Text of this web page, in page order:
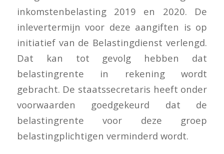
inkomstenbelasting 2019 en 2020. De
inlevertermijn voor deze aangiften is op
initiatief van de Belastingdienst verlengd.
Dat kan tot gevolg hebben dat
belastingrente in rekening wordt
gebracht. De staatssecretaris heeft onder
voorwaarden goedgekeurd dat de
belastingrente voor deze groep
belastingplichtigen verminderd wordt.